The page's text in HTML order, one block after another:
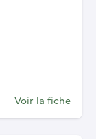
Voir la fiche